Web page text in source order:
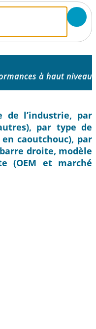
à haut niveau
de l’industrie, par
par type de
caoutchouc), par
droite, modèle
(OEM et marché